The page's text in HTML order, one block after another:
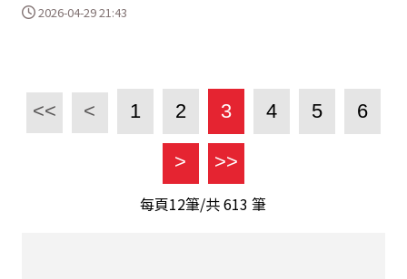
2026-04-29 21:43
<< < 1 2 3 4 5 6
> >>
每頁12筆/共613 筆